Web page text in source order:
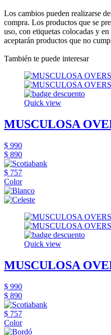
Los cambios pueden realizarse
compra. Los productos que se
uso, con etiquetas colocadas y
aceptarán productos que no
También te puede interesar
Quick view
MUSCULOSA
$ 990
$ 890
$ 757
Color
Quick view
MUSCULOSA
$ 990
$ 890
$ 757
Color